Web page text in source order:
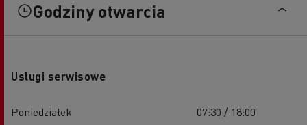
Godziny otwarcia
Usługi serwisowe
Poniedziałek
07:30 / 18:00